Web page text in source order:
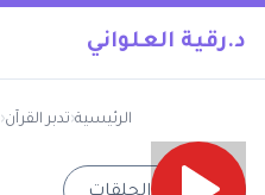
د.رقية العلواني
الرئيسية‹تدبر القرآن‹